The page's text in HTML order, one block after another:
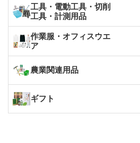
工具・電動工具・切削
工具・計測用品
作業服・オフィスウエ
ア
農業関連用品
ギフト